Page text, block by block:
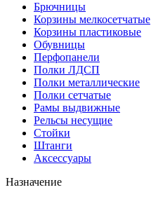
Брючницы
Корзины мелкосетчатые
Корзины пластиковые
Обувницы
Перфопанели
Полки ЛДСП
Полки металлические
Полки сетчатые
Рамы выдвижные
Рельсы несущие
Стойки
Штанги
Аксессуары
Назначение